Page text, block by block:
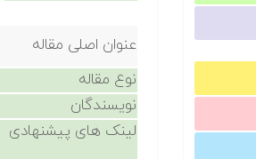
عنوان اصلی مقاله
نوع مقاله
نویسندگان
لینک های پیشنهادی